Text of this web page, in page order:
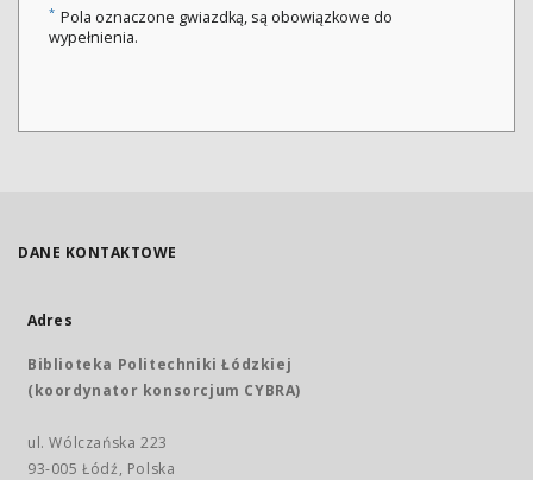
* Pola oznaczone gwiazdką, są obowiązkowe do
wypełnienia.
DANE KONTAKTOWE
Adres
Biblioteka Politechniki Łódzkiej
(koordynator konsorcjum CYBRA)
ul. Wólczańska 223
93-005 Łódź, Polska